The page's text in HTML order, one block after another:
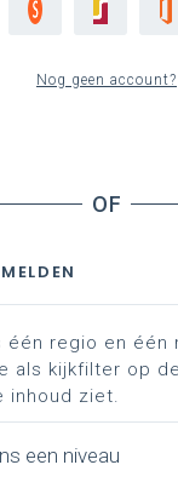
de praktijk
Nog geen account?
regio en één
als kijkfilter op
inhoud ziet.
een niveau